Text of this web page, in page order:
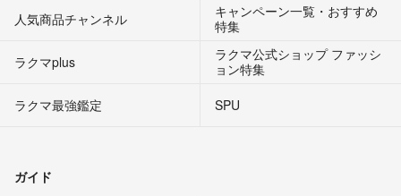
人気商品チャンネル
キャンペーン一覧・おすすめ
特集
ラクマplus
ラクマ公式ショップ ファッシ
ョン特集
ラクマ最強鑑定
SPU
ガイド